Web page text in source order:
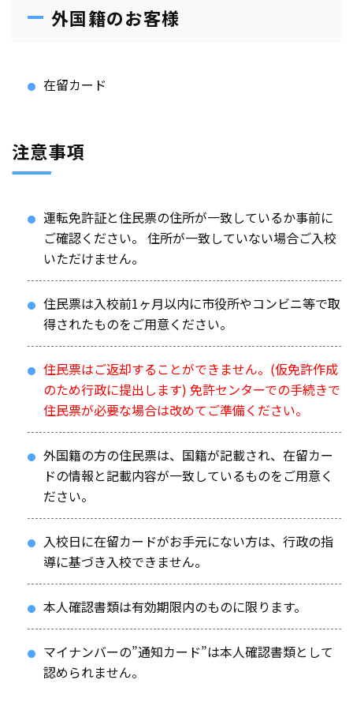
外国籍のお客様
在留カード
注意事項
運転免許証と住民票の住所が一致しているか事前に
ご確認ください。 住所が一致していない場合ご入校
いただけません。
住民票は入校前1ヶ月以内に市役所やコンビニ等で取
得されたものをご用意ください。
住民票はご返却することができません。(仮免許作成
のため行政に提出します) 免許センターでの手続きで
住民票が必要な場合は改めてご準備ください。
外国籍の方の住民票は、国籍が記載され、在留カー
ドの情報と記載内容が一致しているものをご用意く
ださい。
入校日に在留カードがお手元にない方は、行政の指
導に基づき入校できません。
本人確認書類は有効期限内のものに限ります。
マイナンバーの”通知カード”は本人確認書類として
認められません。